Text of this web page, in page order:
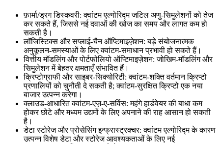
फ़ार्मा/ड्रग डिस्कवरी: क्वांटम एल्गोरिद्म जटिल अणु‑सिमुलेशनों को तेज
कर सकते हैं, जिससे नई दवाओं की खोज का समय और लागत कम हो
सकती है।
लॉजिस्टिक्स और सप्लाई‑चैन ऑप्टिमाइज़ेशन: बड़े संयोजनात्मक
अनुकूलन‑समस्याओं के लिए क्वांटम‑समाधान प्रभावी हो सकते हैं।
वित्तीय मॉडलिंग और पोर्टफोलियो ऑप्टिमाइज़ेशन: जोखिम‑मॉडलिंग और
सिमुलेशन में बेहतर क्षमताएँ संभावित हैं।
क्रिप्टोग्राफी और साइबर‑सिक्योरिटी: क्वांटम‑शक्ति वर्तमान क्रिप्टो
प्रणालियों को चुनौती दे सकती है; क्वांटम‑सुरक्षित क्रिप्टो एक नया
बाजार उत्पन्न करेगा।
क्लाउड‑आधारित क्वांटम‑एज़‑ए‑सर्विस: महंगे हार्डवेयर की बाधा कम
होकर छोटे और मध्यम उद्यमों के लिए अपनाने की राह आसान हो सकती
है।
डेटा स्टोरेज और प्रोसेसिंग इन्फ्रास्ट्रक्चर: क्वांटम एल्गोरिद्म के कारण
उत्पन्न विशेष डेटा और स्टोरेज आवश्यकताओं के लिए नई